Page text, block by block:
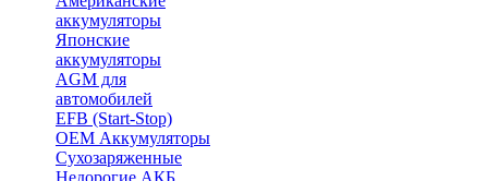
аккумуляторы
Японские
аккумуляторы
AGM для
автомобилей
EFB (Start-Stop)
OEM Аккумуляторы
Сухозаряженные
Недорогие АКБ